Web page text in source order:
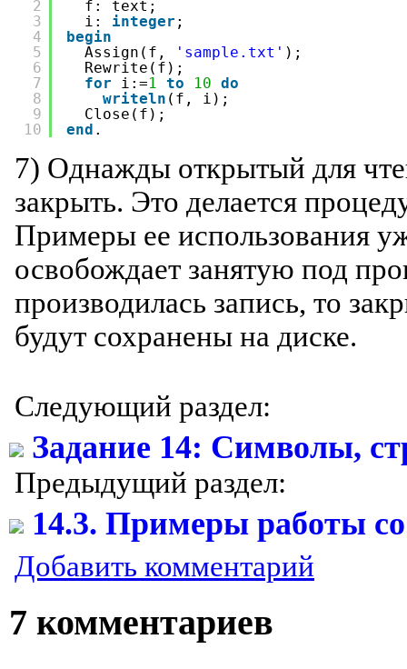
2
3
4
5
6
7
8
9
10
f: text;
i: integer ;
begin
Assign(f,
'sample.txt' );
Rewrite(f);
for
i:=1 to 10 do
writeln (f, i);
Close(f);
end .
7) Однажды открытый для
закрыть. Это делается
Примеры ее использования
освобождает занятую под
производилась запись, то
будут сохранены на диске.
Следующий раздел:
Задание 14: Символы,
Предыдущий раздел:
14.3. Примеры работы
Добавить комментарий
7 комментариев